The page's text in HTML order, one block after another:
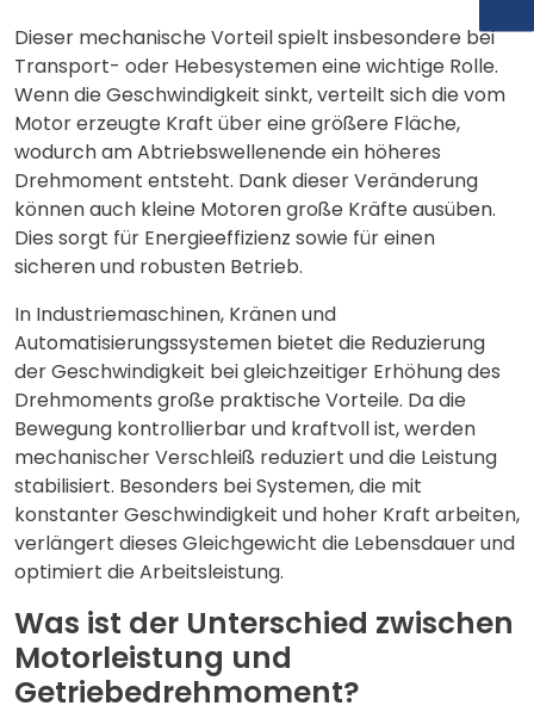
Dieser mechanische Vorteil spielt insbesondere bei
Transport- oder Hebesystemen eine wichtige Rolle.
Wenn die Geschwindigkeit sinkt, verteilt sich die vom
Motor erzeugte Kraft über eine größere Fläche,
wodurch am Abtriebswellenende ein höheres
Drehmoment entsteht. Dank dieser Veränderung
können auch kleine Motoren große Kräfte ausüben.
Dies sorgt für Energieeffizienz sowie für einen
sicheren und robusten Betrieb.
In Industriemaschinen, Kränen und
Automatisierungssystemen bietet die Reduzierung
der Geschwindigkeit bei gleichzeitiger Erhöhung des
Drehmoments große praktische Vorteile. Da die
Bewegung kontrollierbar und kraftvoll ist, werden
mechanischer Verschleiß reduziert und die Leistung
stabilisiert. Besonders bei Systemen, die mit
konstanter Geschwindigkeit und hoher Kraft arbeiten,
verlängert dieses Gleichgewicht die Lebensdauer und
optimiert die Arbeitsleistung.
Was ist der Unterschied zwischen
Motorleistung und
Getriebedrehmoment?